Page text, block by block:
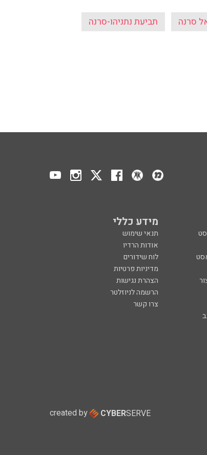
סרנה תביעת נתניהו-סרנה
מידע כללי
תנאי שימוש
אודות הרדיו
לוח שידורים
מדיניות פרטיות
הצהרת נגישות
הרשמה לניוזלטר
צרו קשר
created by CYBERSERVE